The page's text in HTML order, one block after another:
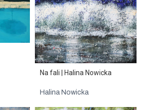
Na fali | Halina Nowicka
Halina Nowicka